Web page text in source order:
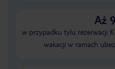
Aż
w przypadku tylu rezerwacji
wakacji w ramach